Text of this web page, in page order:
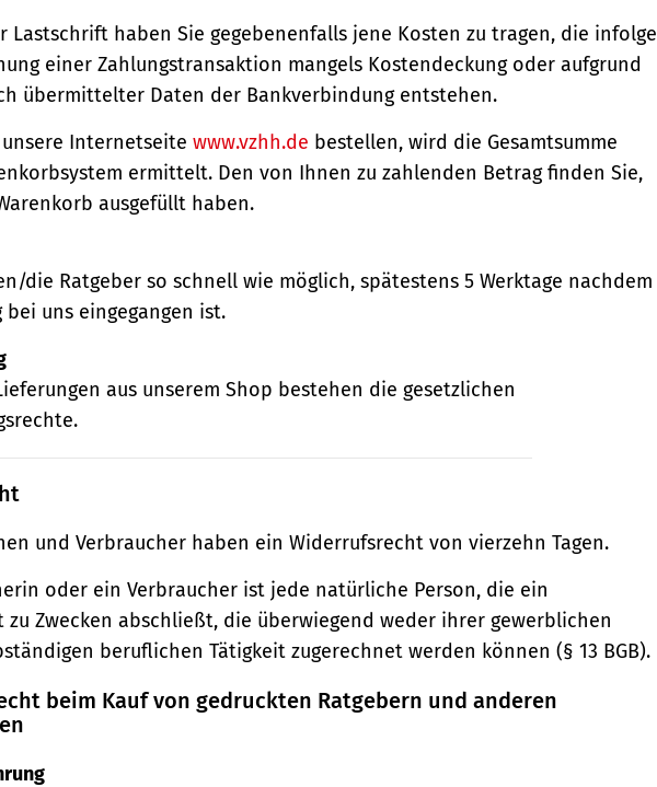
Lastschrift haben Sie gegebenenfalls jene Kosten zu tragen, die infolge
einer Zahlungstransaktion mangels Kostendeckung oder aufgrund
übermittelter Daten der Bankverbindung entstehen.
Internetseite www.vzhh.de bestellen, wird die Gesamtsumme
ermittelt. Den von Ihnen zu zahlenden Betrag finden Sie,
ausgefüllt haben.
die Ratgeber so schnell wie möglich, spätestens 5 Werktage nachdem
bei uns eingegangen ist.
aus unserem Shop bestehen die gesetzlichen
und Verbraucher haben ein Widerrufsrecht von vierzehn Tagen.
oder ein Verbraucher ist jede natürliche Person, die ein
zu Zwecken abschließt, die überwiegend weder ihrer gewerblichen
beruflichen Tätigkeit zugerechnet werden können (§ 13 BGB).
beim Kauf von gedruckten Ratgebern und anderen